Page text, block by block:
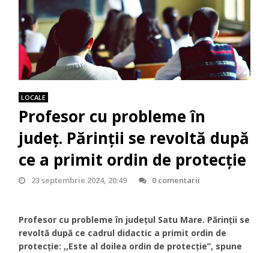
LOCALE
Profesor cu probleme în
județ. Părinții se revoltă după
ce a primit ordin de protecție
23 septembrie 2024, 20:49 0 comentarii
Profesor cu probleme în județul Satu Mare. Părinții se
revoltă după ce cadrul didactic a primit ordin de
protecție: ,,Este al doilea ordin de protecție”, spune